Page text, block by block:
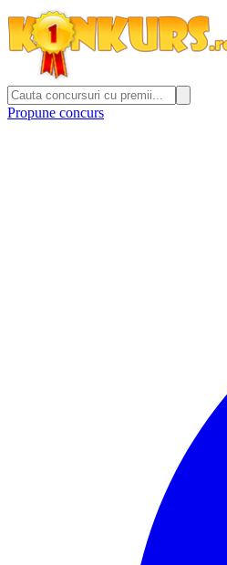
Propune concurs